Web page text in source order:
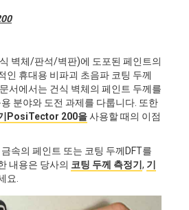
벽체/판석/벽판)에 도포된 페인트의
인 휴대용 비파괴 초음파 코팅 두께
서에서는 건식 벽체의 페인트 두께를
분야와 도전 과제를 다룹니다. 또한
PosiTector 200을사용할 때의 이점
속의 페인트 또는 코팅 두께DFT를
내용은 당사의 코팅 두께 측정기 , 기
요.